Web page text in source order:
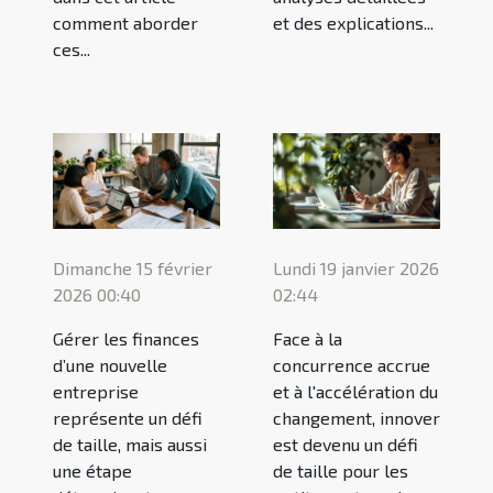
comment aborder
ces...
et des explications...
Dimanche 15 février
2026 00:40
Gérer les finances
d’une nouvelle
entreprise
représente un défi
de taille, mais aussi
une étape
Lundi 19 janvier 2026
02:44
Face à la
concurrence accrue
et à l'accélération du
changement, innover
est devenu un défi
de taille pour les